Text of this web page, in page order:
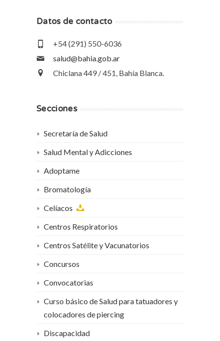
Datos de contacto
+54 (291) 550-6036
salud@bahia.gob.ar
Chiclana 449 / 451, Bahía Blanca.
Secciones
Secretaría de Salud
Salud Mental y Adicciones
Adoptame
Bromatología
Celíacos
Centros Respiratorios
Centros Satélite y Vacunatorios
Concursos
Convocatorias
Curso básico de Salud para tatuadores y
colocadores de piercing
Discapacidad